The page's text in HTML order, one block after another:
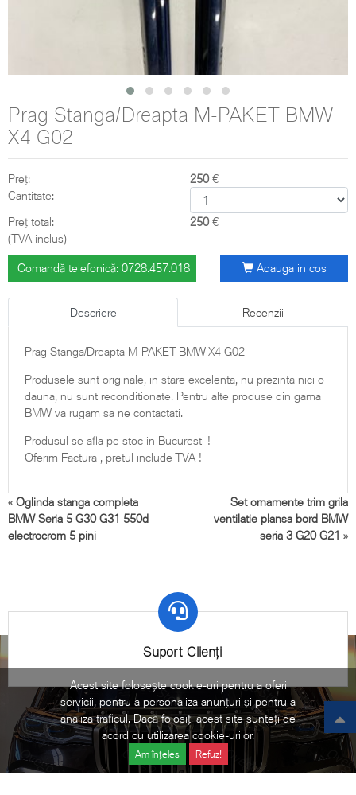
Prag Stanga/Dreapta M-PAKET BMW
X4 G02
Preț: 250€
Cantitate:
Preț total:
(TVA inclus)
250€
Comandă telefonică: 0728.457.018 Adauga in cos
Descriere Recenzii
Prag Stanga/Dreapta M-PAKET BMW X4 G02
Produsele sunt originale, in stare excelenta, nu prezinta nici o
dauna, nu sunt reconditionate. Pentru alte produse din gama
BMW va rugam sa ne contactati.
Produsul se afla pe stoc in Bucuresti !
Oferim Factura , pretul include TVA !
« Oglinda stanga completa
BMW Seria 5 G30 G31 550d
electrocrom 5 pini
Set ornamente trim grila
ventilatie plansa bord BMW
seria 3 G20 G21 »
Suport Clienți
©2021 Ovego - Piese Originale BMW. All Rights Reserved.
Acest site folosește cookie-uri pentru a oferi
servicii, pentru a personaliza anunțuri și pentru a
analiza traficul. Dacă folosiți acest site sunteți de
acord cu utilizarea cookie-urilor.
Am înțeles Refuz!